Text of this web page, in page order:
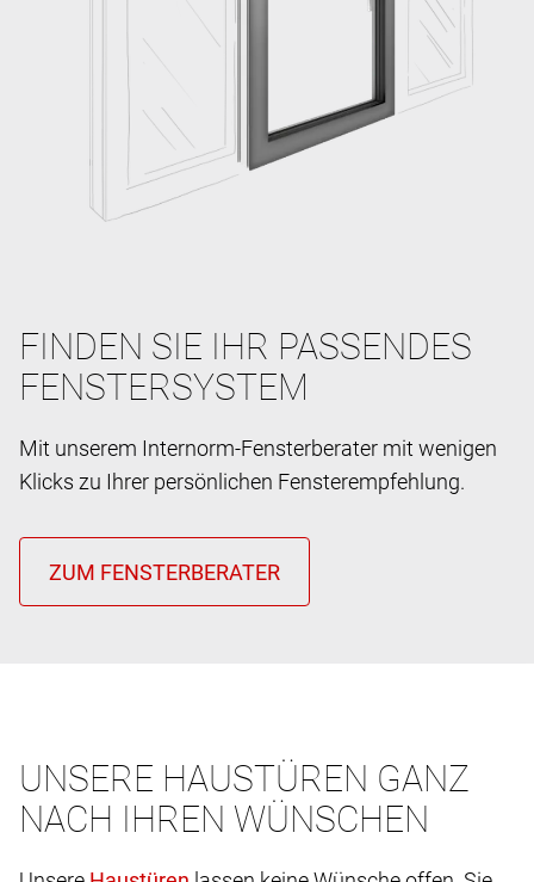
FINDEN SIE IHR PASSENDES
FENSTERSYSTEM
Mit unserem Internorm-Fensterberater mit wenigen
Klicks zu Ihrer persönlichen Fensterempfehlung.
UNSERE HAUSTÜREN GANZ
NACH IHREN WÜNSCHEN